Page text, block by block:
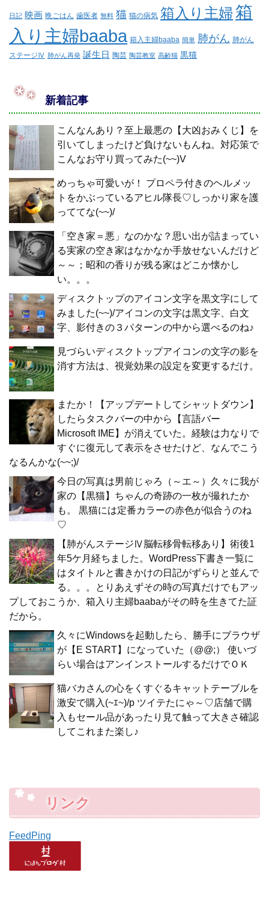
日記 映画 晩ごはん 歯医者 無料 猫 猫の病気 箱入り主婦箱
入り主婦baaba 箱入主婦baaba 簡単 肺がん 肺がん
ステージⅣ 肺がん再発 誕生日 陶芸 陶芸教室 高齢猫 黒猫
新着記事
こんなんあり？至上最悪の【大凶おみくじ】を
引いてしまったけど負けないもんね。対応策で
こんなお守り買ってみた(~~)V
めっちゃ可愛いが！ プロペラ付きのヘルメッ
トをかぶっているアヒル隊長♡しっかり家を護
っててな(~~)/
「空き家＝悪」なのかな？思い出が詰まってい
る実家の空き家はなかなか手放せないんだけど
～～；昭和の香りが残る家はどこか懐かし
い。。。
ディスクトップのアイコン文字を黒文字にして
みました(~~)/アイコンの文字は黒文字、白文
字、影付きの３パターンの中から選べるのね♪
見づらいディスクトップアイコンの文字の影を
消す方法は、視覚効果の設定を変更するだけ。
またか！【アップデートしてシャットダウン】
したらタスクバーの中から【言語バー
Microsoft IME】が消えていた。経験は力なりで
すぐに復元して表示をさせたけど、なんでこう
なるんかな(~~;)/
今日の写真は男前じゃろ（～エ～）久々に我が
家の【黒猫】ちゃんの奇跡の一枚が撮れたか
も。 黒猫には定番カラーの赤色が似合うのね
♡
【肺がんステージⅣ脳転移骨転移あり】術後1
年5ケ月経ちました。WordPress下書き一覧に
はタイトルと書きかけの日記がずらりと並んで
る。。。とりあえずその時の写真だけでもアッ
プしておこうか、箱入り主婦baabaがその時を生きてた証
だから。
久々にWindowsを起動したら、勝手にブラウザ
が【E START】になっていた（@@;） 使いづ
らい場合はアンインストールするだけでＯＫ
猫バカさんの心をくすぐるキャットテーブルを
激安で購入(~ｴ~)/p ツイテたにゃ～♡店舗で購
入もセール品があったり見て触って大きさ確認
してこれまた楽し♪
リンク
FeedPing